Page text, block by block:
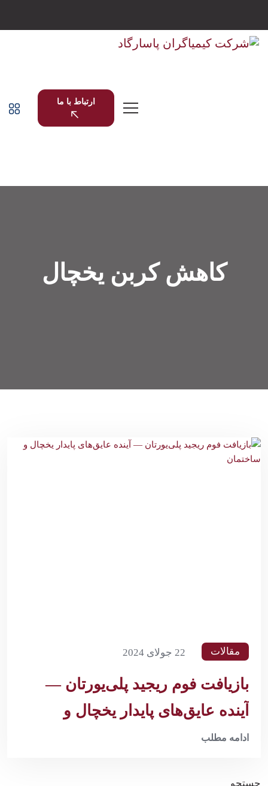
ارتباط با ما
کاهش کربن یخچال
مقالات 22 جولای 2024
بازیافت فوم ریجید پلی‌یورتان —
آینده عایق‌های پایدار یخچال و
ساختمان
ادامه مطلب
جستجو